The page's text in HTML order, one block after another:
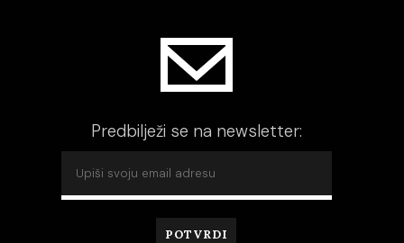
Predbilježi se na newsletter: